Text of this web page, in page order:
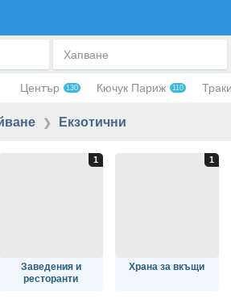
Хапване
Център 130 Кючук Париж 110
❯ Екзотични
Заведения и
ресторанти
Храна за вкъщи